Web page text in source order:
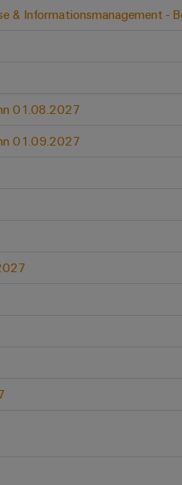
& Informationsmanagement -
01.08.2027
01.09.2027